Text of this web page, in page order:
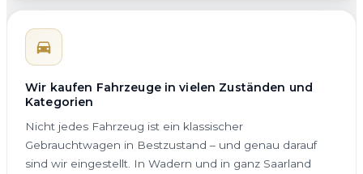
Wir kaufen Fahrzeuge in vielen Zuständen und
Kategorien
Nicht jedes Fahrzeug ist ein klassischer
Gebrauchtwagen in Bestzustand – und genau darauf
sind wir eingestellt. In Wadern und in ganz Saarland